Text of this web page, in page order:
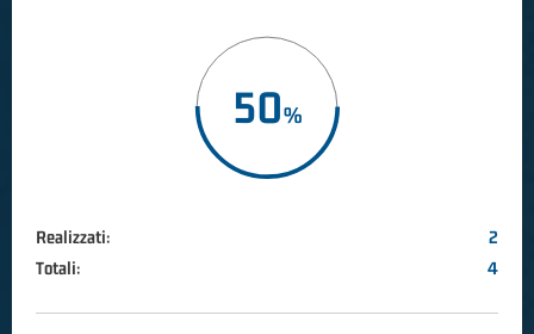
50
Realizzati:
2
Totali:
4